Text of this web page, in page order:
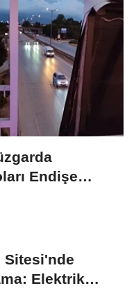
Endişe
Sitesi'nde
Elektrik